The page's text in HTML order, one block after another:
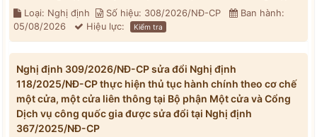
Loại: Nghị định Số hiệu: 308/2026/NĐ-CP
Ban hành:
05/08/2026
Hiệu lực: Kiểm tra
Nghị định 309/2026/NĐ-CP sửa đổi Nghị định
118/2025/NĐ-CP thực hiện thủ tục hành chính theo cơ chế
một cửa, một cửa liên thông tại Bộ phận Một cửa và Cổng
Dịch vụ công quốc gia được sửa đổi tại Nghị định
367/2025/NĐ-CP